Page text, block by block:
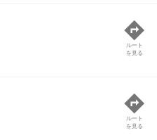
ルート
を見る
ルート
を見る